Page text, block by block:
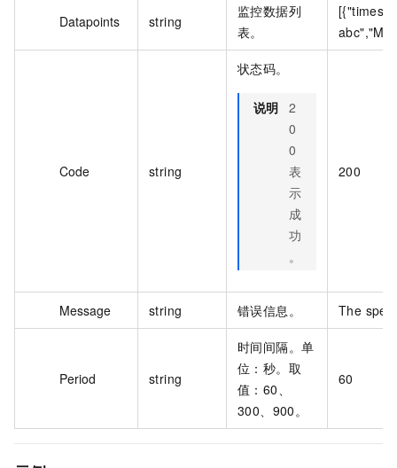
Datapoints string
监控数据列
表。
Code string
状态码。
说明 2
0
0
表
示
成
功
。
200
Message string 错误信息。 The
Period string
时间间隔。单
位：秒。取
值：60、
300、900。
60